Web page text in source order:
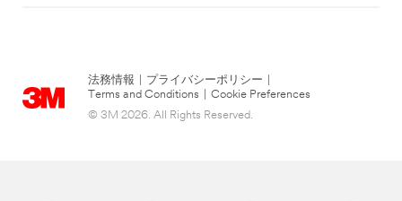
法務情報 プライバシーポリシー
Terms and Conditions
Cookie Preferences
© 3M 2026. All Rights Reserved.